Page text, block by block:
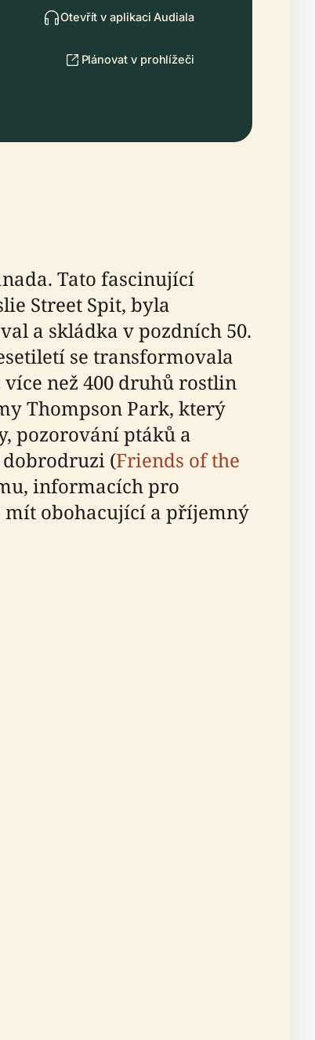
Otevřít v aplikaci Audiala
Plánovat v prohlížeči
Tato fascinující
Street Spit, byla
a skládka v pozdních 50.
se transformovala
než 400 druhů rostlin
Thompson Park, který
pozorování ptáků a
(Friends of the
informacích pro
mít obohacující a příjemný